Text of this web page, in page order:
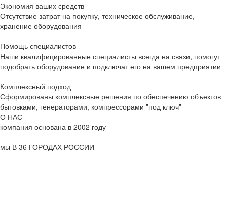
Экономия ваших средств
Отсутствие затрат на покупку, техническое обслуживание,
хранение оборудования
Помощь специалистов
Наши квалифицированные специалисты всегда на связи, помогут
подобрать оборудование и подключат его на вашем предприятии
Комплексный подход
Сформированы комплексные решения по обеспечению объектов
бытовками, генераторами, компрессорами "под ключ"
О НАС
компания основана в 2002 году
мы В 36 ГОРОДАХ РОССИИ